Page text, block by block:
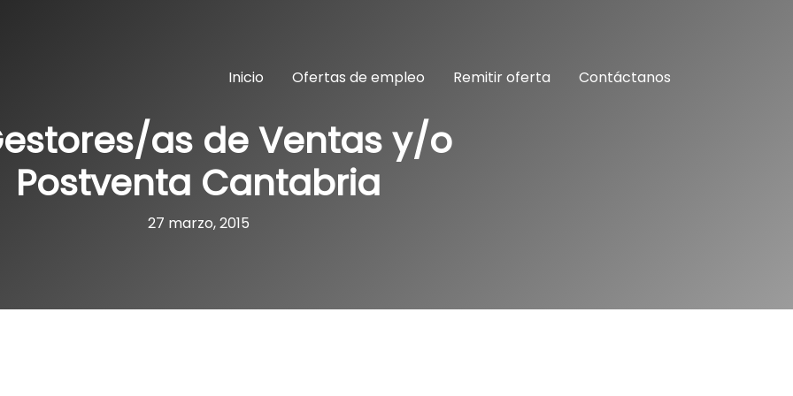
Inicio
Ofertas de empleo Remitir oferta Contáctanos
as de Ventas y/o
Postventa Cantabria
27 marzo, 2015